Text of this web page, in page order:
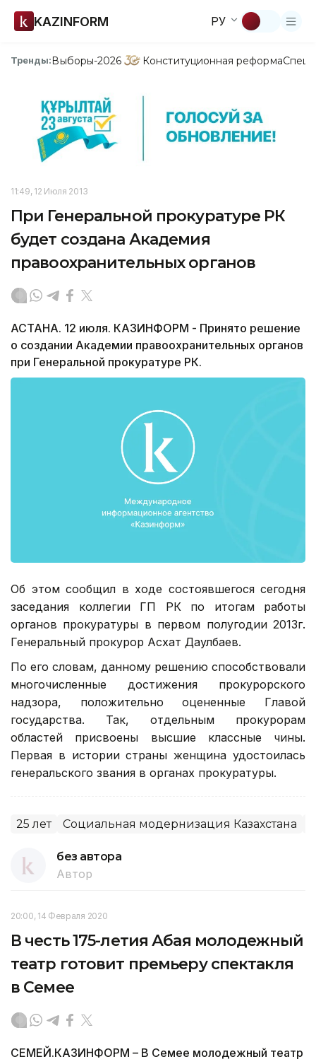
KAZINFORM РУ
Тренды:Выборы-2026 Конституционная реформа
11:49, 12 Июля 2013
При Генеральной прокуратуре РК
будет создана Академия
правоохранительных органов
АСТАНА. 12 июля. КАЗИНФОРМ - Принято решение
о создании Академии правоохранительных органов
при Генеральной прокуратуре РК.
Об этом сообщил в ходе состоявшегося сегодня
заседания коллегии ГП РК по итогам работы
органов прокуратуры в первом полугодии 2013г.
Генеральный прокурор Асхат Даулбаев.
По его словам, данному решению способствовали
многочисленные достижения прокурорского
надзора, положительно оцененные Главой
государства. Так, отдельным прокурорам
областей присвоены высшие классные чины.
Первая в истории страны женщина удостоилась
генеральского звания в органах прокуратуры.
25 лет Социальная модернизация Казахстана
без автора
Автор
20:00, 14 Февраля 2020
В честь 175-летия Абая молодежный
театр готовит премьеру спектакля
в Семее
СЕМЕЙ.КАЗИНФОРМ – В Семее молодежный театр